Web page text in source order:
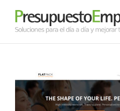
contenido